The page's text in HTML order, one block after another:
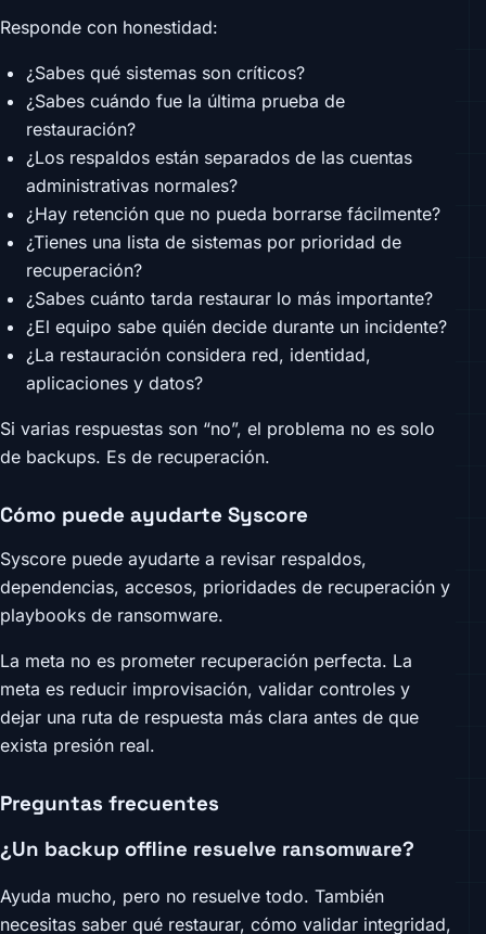
Responde con honestidad:
¿Sabes qué sistemas son críticos?
¿Sabes cuándo fue la última prueba de
restauración?
¿Los respaldos están separados de las cuentas
administrativas normales?
¿Hay retención que no pueda borrarse fácilmente?
¿Tienes una lista de sistemas por prioridad de
recuperación?
¿Sabes cuánto tarda restaurar lo más importante?
¿El equipo sabe quién decide durante un incidente?
¿La restauración considera red, identidad,
aplicaciones y datos?
Si varias respuestas son “no”, el problema no es solo
de backups. Es de recuperación.
Cómo puede ayudarte Syscore
Syscore puede ayudarte a revisar respaldos,
dependencias, accesos, prioridades de recuperación y
playbooks de ransomware.
La meta no es prometer recuperación perfecta. La
meta es reducir improvisación, validar controles y
dejar una ruta de respuesta más clara antes de que
exista presión real.
Preguntas frecuentes
¿Un backup offline resuelve ransomware?
Ayuda mucho, pero no resuelve todo. También
necesitas saber qué restaurar, cómo validar integridad,